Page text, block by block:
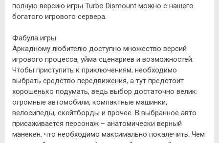
полную версию игры Turbo Dismount можно с нашего
богатого игрового сервера.
Фабула игры
Аркадному любителю доступно множество версий
игрового процесса, уйма сценариев и возможностей.
Чтобы приступить к приключениям, необходимо
выбрать средство передвижения, а тут предстоит
хорошенько подумать, ведь выбор достаточно велик:
огромные автомобили, компактные машинки,
велосипеды, скейтборды и прочее. В выбранное авто
присаживается персонаж – анатомически верный
манекен, что необходимо максимально покалечить. Чем